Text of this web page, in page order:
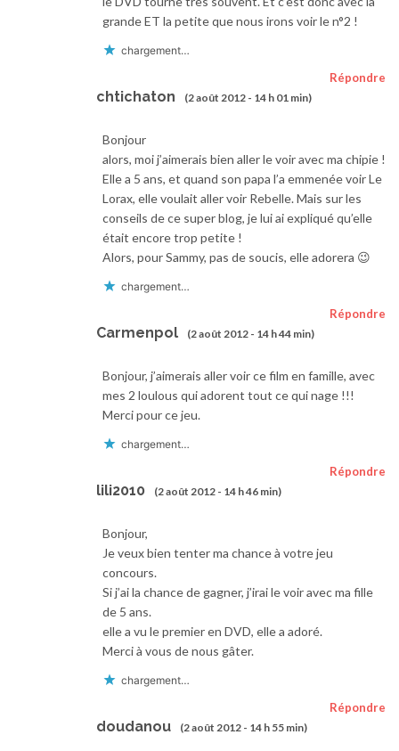
grande ET la petite que nous irons voir le n°2 !
chargement…
chtichaton (2 août 2012 - 14 h 01 min)
Répondre
Bonjour
alors, moi j’aimerais bien aller le voir avec ma chipie !
Elle a 5 ans, et quand son papa l’a emmenée voir Le
Lorax, elle voulait aller voir Rebelle. Mais sur les
conseils de ce super blog, je lui ai expliqué qu’elle
était encore trop petite !
Alors, pour Sammy, pas de soucis, elle adorera 😉
chargement…
Carmenpol (2 août 2012 - 14 h 44 min)
Répondre
Bonjour, j’aimerais aller voir ce film en famille, avec
mes 2 loulous qui adorent tout ce qui nage !!!
Merci pour ce jeu.
chargement…
lili2010 (2 août 2012 - 14 h 46 min)
Répondre
Bonjour,
Je veux bien tenter ma chance à votre jeu
concours.
Si j’ai la chance de gagner, j’irai le voir avec ma fille
de 5 ans.
elle a vu le premier en DVD, elle a adoré.
Merci à vous de nous gâter.
chargement…
doudanou (2 août 2012 - 14 h 55 min)
Répondre